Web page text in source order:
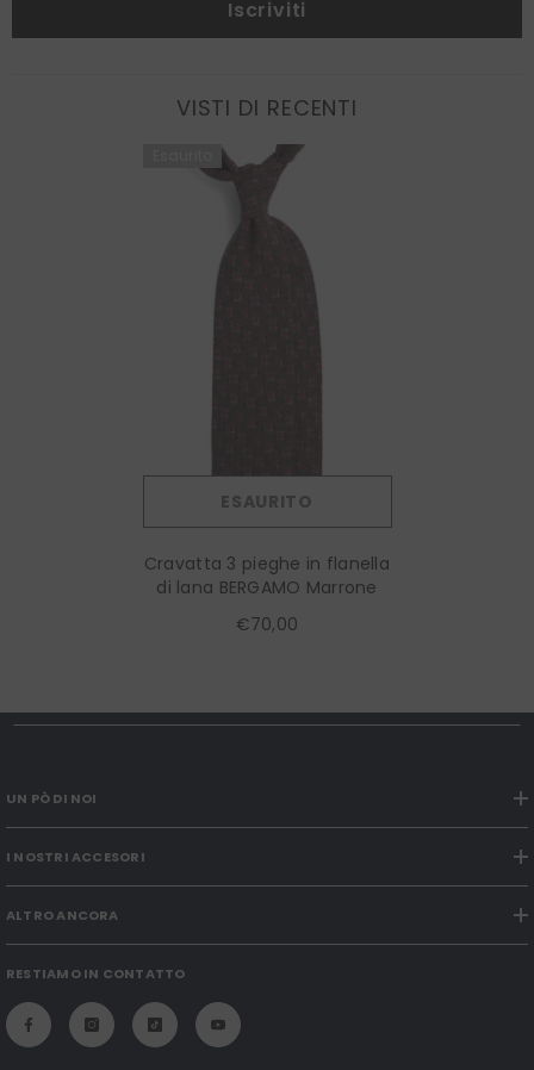
Iscriviti
VISTI DI RECENTI
ESAURITO
Cravatta 3 pieghe in flanella
di lana BERGAMO Marrone
€70,00
UN PÒ DI NOI
I NOSTRI ACCESORI
ALTRO ANCORA
RESTIAMO IN CONTATTO